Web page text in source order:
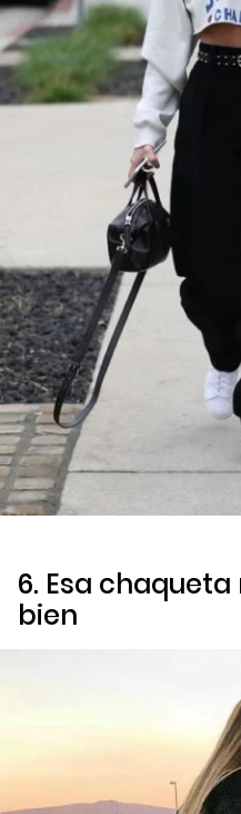
6. Esa
bien